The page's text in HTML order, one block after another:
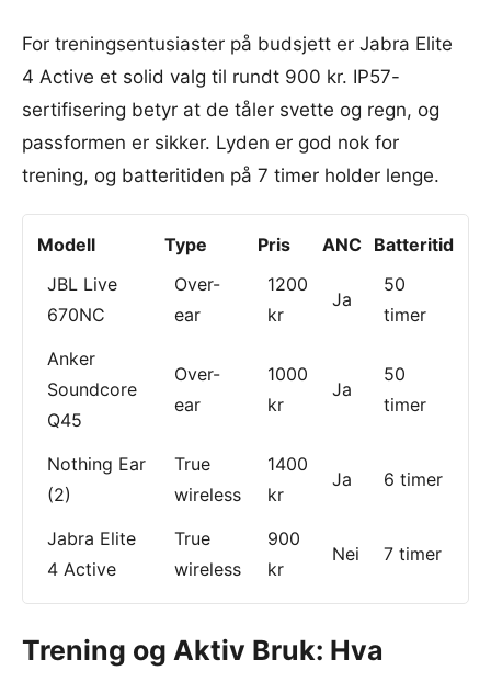
For treningsentusiaster på budsjett er Jabra Elite
4 Active et solid valg til rundt 900 kr. IP57-
sertifisering betyr at de tåler svette og regn, og
passformen er sikker. Lyden er god nok for
trening, og batteritiden på 7 timer holder lenge.
Modell Type Pris ANC Batteritid
JBL Live
670NC
Over-
ear
1200
kr
Ja
50
timer
Anker
Soundcore
Q45
Over-
ear
1000
kr
Ja
50
timer
Nothing Ear
(2)
True
wireless
1400
kr
Ja 6 timer
Jabra Elite
4 Active
True
wireless
900
kr
Nei 7 timer
Trening og Aktiv Bruk: Hva